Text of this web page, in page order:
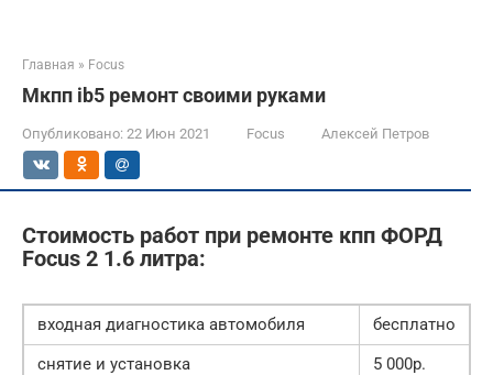
Главная » Focus
Мкпп ib5 ремонт своими руками
Опубликовано: 22 Июн 2021 Focus Алексей Петров
Стоимость работ при ремонте кпп ФОРД
Focus 2 1.6 литра:
входная диагностика автомобиля
бесплатно
снятие и установка
5 000р.